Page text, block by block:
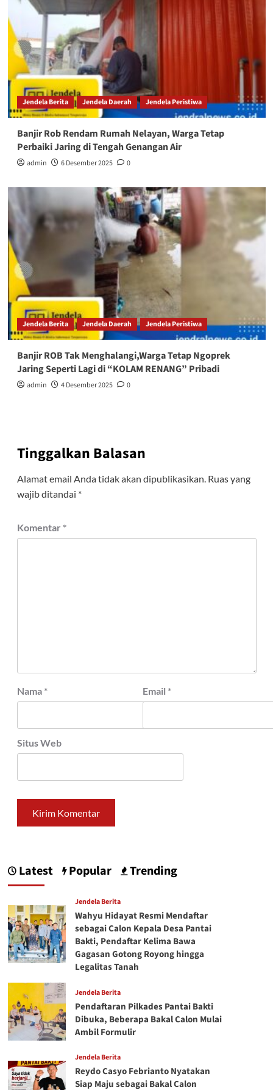
Jendela Berita Jendela Daerah Jendela Peristiwa
Banjir Rob Rendam Rumah Nelayan, Warga Tetap
Perbaiki Jaring di Tengah Genangan Air
admin 6 Desember 2025 0
Jendela Berita Jendela Daerah Jendela Peristiwa
Banjir ROB Tak Menghalangi,Warga Tetap Ngoprek
Jaring Seperti Lagi di “KOLAM RENANG” Pribadi
admin 4 Desember 2025 0
Tinggalkan Balasan
Alamat email Anda tidak akan dipublikasikan. Ruas yang
wajib ditandai *
Komentar *
Nama * Email *
Situs Web
Latest Popular Trending
Jendela Berita
Wahyu Hidayat Resmi Mendaftar
sebagai Calon Kepala Desa Pantai
Bakti, Pendaftar Kelima Bawa
Gagasan Gotong Royong hingga
Legalitas Tanah
Jendela Berita
Pendaftaran Pilkades Pantai Bakti
Dibuka, Beberapa Bakal Calon Mulai
Ambil Formulir
Jendela Berita
Reydo Casyo Febrianto Nyatakan
Siap Maju sebagai Bakal Calon